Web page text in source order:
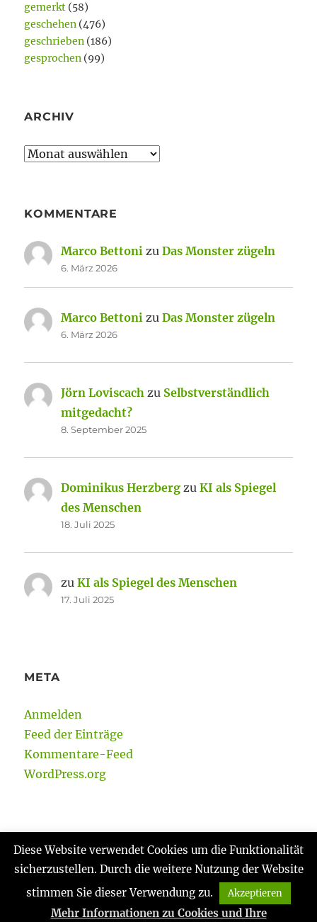
gemerkt (58)
geschehen (476)
geschrieben (186)
gesprochen (99)
ARCHIV
Archiv
KOMMENTARE
Marco Bettoni zuDas Monster zügeln
6. März 2026
Marco Bettoni zuDas Monster zügeln
6. März 2026
Jörn Loviscach zu Selbstverständlich
mitgedacht?
8. September 2025
Dominikus Herzberg zuKI als Spiegel
des Menschen
18. Juli 2025
zuKI als Spiegel des Menschen
17. Juli 2025
META
Anmelden
Feed der Einträge
Kommentare-Feed
WordPress.org
Gabi Reinmann Datenschutzerklärung
Stolz
präsentiert von WordPress
Diese Website verwendet Cookies um die Funktionalität
sicherzustellen. Durch die weitere Nutzung der Website
stimmen Sie dieser Verwendung zu.
Akzeptieren
Mehr Informationen zu Cookies und Ihre